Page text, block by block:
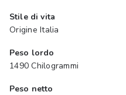
Stile di vita
Origine Italia
Peso lordo
1490 Chilogrammi
Peso netto